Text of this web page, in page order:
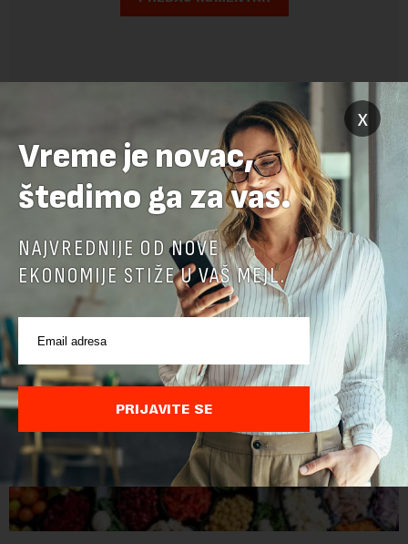
POVEZANI SADRŽAJI
x
Vreme je novac,
štedimo ga za vas.
NAJVREDNIJE OD NOVE
EKONOMIJE STIŽE U VAŠ MEJL.
PRIJAVITE SE